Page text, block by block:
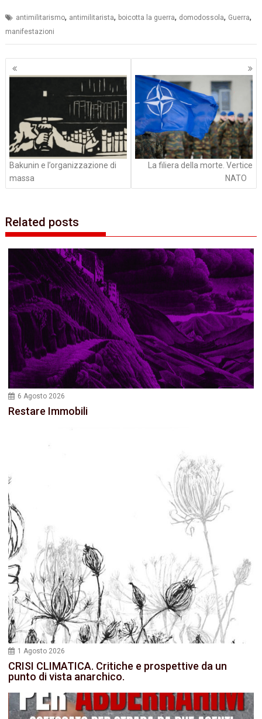
antimilitarismo, antimilitarista, boicotta la guerra, domodossola, Guerra,
manifestazioni
Navigazione
articoli
Bakunin e l’organizzazione di
massa
La filiera della morte. Vertice
NATO
Related posts
6 Agosto 2026
Restare Immobili
1 Agosto 2026
CRISI CLIMATICA. Critiche e prospettive da un
punto di vista anarchico.